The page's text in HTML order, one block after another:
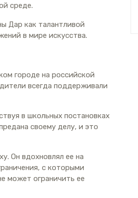
среде.
Дар как талантливой
в мире искусства.
городе на российской
всегда поддерживали
в школьных постановках
своему делу, и это
Он вдохновлял ее на
с которыми
может ограничить ее